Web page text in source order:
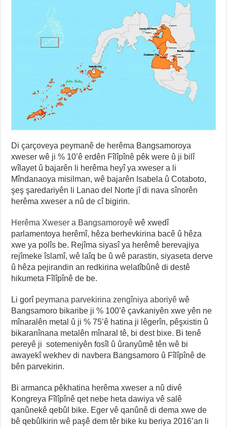
Di çarçoveya peymanê de herêma Bangsamoroya
xweser wê ji % 10’ê erdên Fîlîpînê pêk were û ji bilî
wîlayet û bajarên li herêma heyî ya xweser a li
Mîndanaoya misilman, wê bajarên Isabela û Cotaboto,
şeş şaredariyên li Lanao del Norte jî di nava sînorên
herêma xweser a nû de cî bigirin.
Herêma Xweser a Bangsamoroyêwê xwedî
parlamentoya herêmî, hêza berhevkirina bacê û hêza
xwe ya polîs be. Rejîma siyasî ya herêmê berevajiya
rejîmeke îslamî, wê laîq be û wê parastin, siyaseta derve
û hêza pejirandin an redkirina welatîbûnê di destê
hikumeta Fîlîpînê de be.
Li gorî peymana parvekirina zengîniya aboriyê wê
Bangsamoro bikaribe ji % 100’ê çavkaniyên xwe yên ne
mînaralên metal û ji % 75’ê hatina ji lêgerîn, pêşxistin û
bikaranînana metalên mînaral tê, bi dest bixe. Bi tenê
pereyê ji sotemeniyên fosîl û ûranyûmê tên wê bi
awayekî wekhev di navbera Bangsamoro û Fîlîpînê de
bên parvekirin.
Bi armanca pêkhatina herêma xweser a nû divê
Kongreya Fîlîpînê qet nebe heta dawiya vê salê
qanûnekê qebûl bike. Eger vê qanûnê di dema xwe de
bê qebûlkirin wê paşê dem têr bike ku beriya 2016’an li